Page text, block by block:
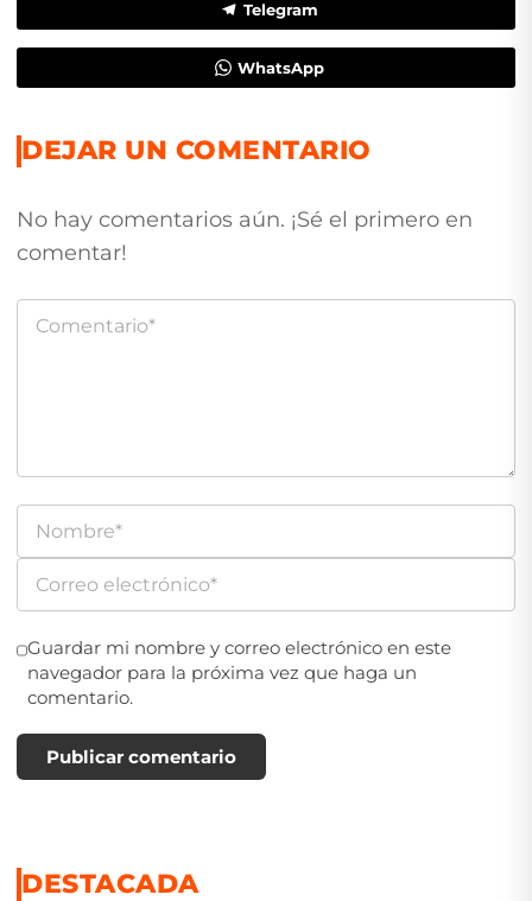
Telegram
WhatsApp
DEJAR UN COMENTARIO
No hay comentarios aún. ¡Sé el primero en
comentar!
Guardar mi nombre y correo electrónico en este
navegador para la próxima vez que haga un
comentario.
Publicar comentario
DESTACADA